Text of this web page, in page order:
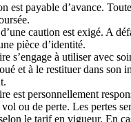
est payable d’avance.
caution est exigé. A
pièce d’identité.
s’engage à utiliser avec
et à le restituer dans son
est personnellement
vol ou de perte. Les pertes
le tarif en vigueur. En